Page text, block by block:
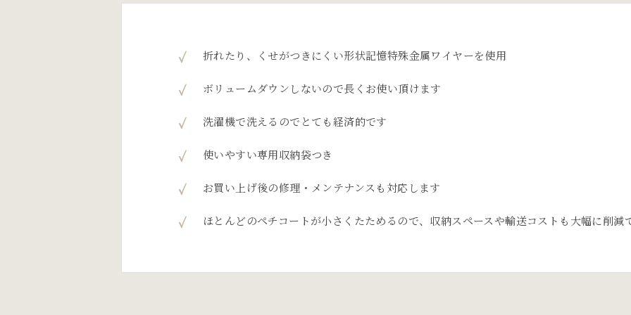
折れたり、くせがつきにくい形状記憶特殊金属ワイヤーを使用
ボリュームダウンしないので長くお使い頂けます
洗濯機で洗えるのでとても経済的です
使いやすい専用収納袋つき
お買い上げ後の修理・メンテナンスも対応します
ほとんどのペチコートが小さくたためるので、収納スペースや輸送コストも大幅に削減